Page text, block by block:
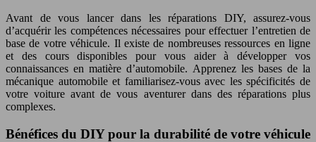
Avant de vous lancer dans les réparations DIY, assurez-vous
d’acquérir les compétences nécessaires pour effectuer l’entretien de
base de votre véhicule. Il existe de nombreuses ressources en ligne
et des cours disponibles pour vous aider à développer vos
connaissances en matière d’automobile. Apprenez les bases de la
mécanique automobile et familiarisez-vous avec les spécificités de
votre voiture avant de vous aventurer dans des réparations plus
complexes.
Bénéfices du DIY pour la durabilité de votre véhicule